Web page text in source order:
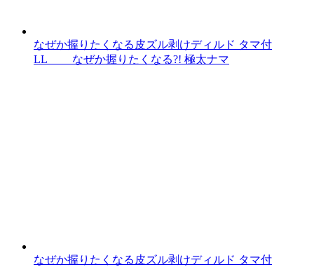
なぜか握りたくなる皮ズル剥けディルド タマ付
LL なぜか握りたくなる?! 極太ナマ
なぜか握りたくなる皮ズル剥けディルド タマ付